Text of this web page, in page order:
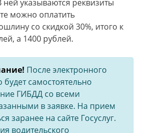
указываются реквизиты
можно оплатить
со скидкой 30%, итого к
а 1400 рублей.
После электронного
самостоятельно
ГИБДД со всеми
в заявке. На прием
заранее на сайте Госуслуг.
водительского